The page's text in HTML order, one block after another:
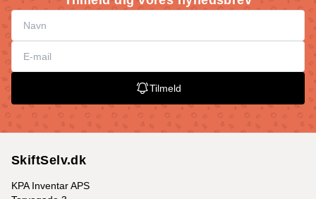
Tilmeld
SkiftSelv.dk
KPA Inventar APS